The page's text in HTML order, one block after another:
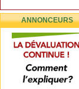
ANNONCEURS